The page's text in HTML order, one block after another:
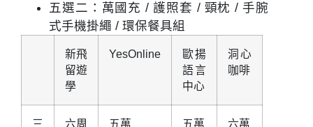
五選二 ：萬國充 / 護照套 / 頸枕 / 手腕
式手機掛繩 / 環保餐具組
新飛
留遊
學
YesOnline
歐揚
語言
中心
洞心
咖啡
三 六周 五萬 五萬 六萬